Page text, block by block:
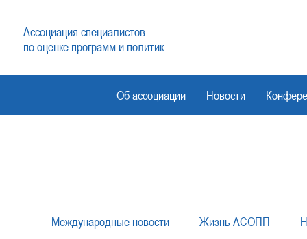
Ассоциация специалистов
по оценке программ и политик
Об ассоциации Новости
Международные новости Жизнь АСОПП